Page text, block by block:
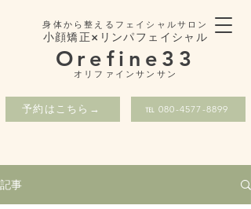
身体から整えるフェイシャルサロン
小顔矯正×リンパフェイシャル
Orefine33
​オリファインサンサン
予約はこちら→ ℡ 080-4577-8899
記事